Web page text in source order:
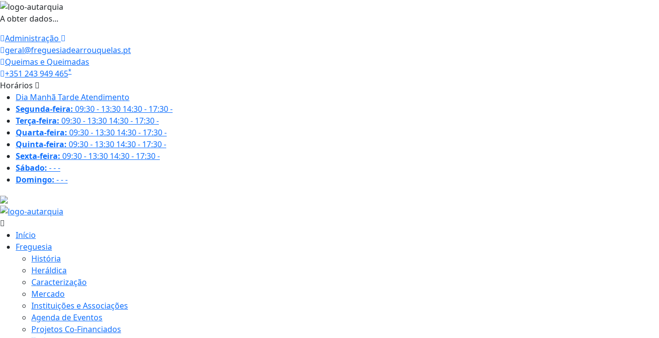
A obter dados...
Administração
geral@freguesiadearrouquelas.pt
Queimas e Queimadas
+351 243 949 465*
Horários
Dia Manhã TardeAtendimento
Segunda-feira: 09:30 - 13:30 14:30 - 17:30-
Terça-feira: 09:30 - 13:30 14:30 - 17:30-
Quarta-feira: 09:30 - 13:30 14:30 - 17:30-
Quinta-feira: 09:30 - 13:30 14:30 - 17:30-
Sexta-feira: 09:30 - 13:30 14:30 - 17:30-
Sábado: ---
Domingo: ---
Início
Freguesia
História
Heráldica
Caracterização
Mercado
Instituições e Associações
Agenda de Eventos
Projetos Co-Financiados